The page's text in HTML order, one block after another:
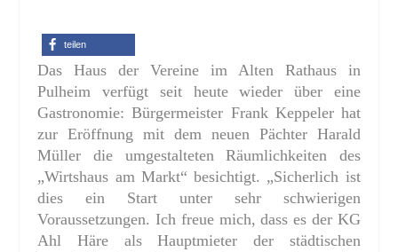
teilen
Das Haus der Vereine im Alten Rathaus in
Pulheim verfügt seit heute wieder über eine
Gastronomie: Bürgermeister Frank Keppeler hat
zur Eröffnung mit dem neuen Pächter Harald
Müller die umgestalteten Räumlichkeiten des
„Wirtshaus am Markt“ besichtigt. „Sicherlich ist
dies ein Start unter sehr schwierigen
Voraussetzungen. Ich freue mich, dass es der KG
Ahl Häre als Hauptmieter der städtischen